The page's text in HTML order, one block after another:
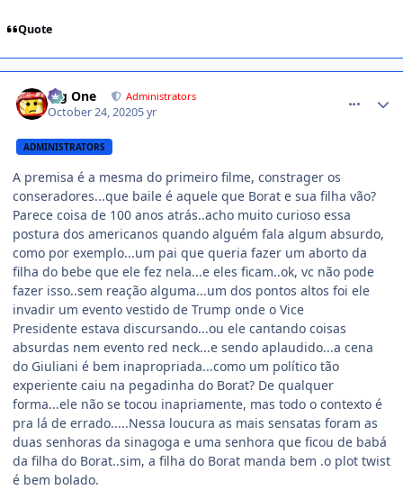
Quote
Big One Administrators
October 24, 20205 yr
ADMINISTRATORS
A premisa é a mesma do primeiro filme, constrager os
conseradores...que baile é aquele que Borat e sua filha vão?
Parece coisa de 100 anos atrás..acho muito curioso essa
postura dos americanos quando alguém fala algum absurdo,
como por exemplo...um pai que queria fazer um aborto da
filha do bebe que ele fez nela...e eles ficam..ok, vc não pode
fazer isso..sem reação alguma...um dos pontos altos foi ele
invadir um evento vestido de Trump onde o Vice
Presidente estava discursando...ou ele cantando coisas
absurdas nem evento red neck...e sendo aplaudido...a cena
do Giuliani é bem inapropriada...como um político tão
experiente caiu na pegadinha do Borat? De qualquer
forma...ele não se tocou inapriamente, mas todo o contexto é
pra lá de errado.....Nessa loucura as mais sensatas foram as
duas senhoras da sinagoga e uma senhora que ficou de babá
da filha do Borat..sim, a filha do Borat manda bem .o plot twist
é bem bolado.